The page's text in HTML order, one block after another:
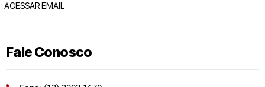
ACESSAR EMAIL
Fale Conosco